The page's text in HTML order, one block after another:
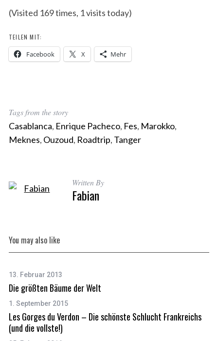
(Visited 169 times, 1 visits today)
TEILEN MIT:
Facebook X Mehr
Tags from the story
Casablanca, Enrique Pacheco, Fes, Marokko,
Meknes, Ouzoud, Roadtrip, Tanger
Written By
Fabian
You may also like
13. Februar 2013
Die größten Bäume der Welt
1. September 2015
Les Gorges du Verdon – Die schönste Schlucht Frankreichs
(und die vollste!)